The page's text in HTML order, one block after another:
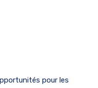
pour les